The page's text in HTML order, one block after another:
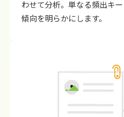
わせて分析。単なる頻出キ
傾向を明らかにします。